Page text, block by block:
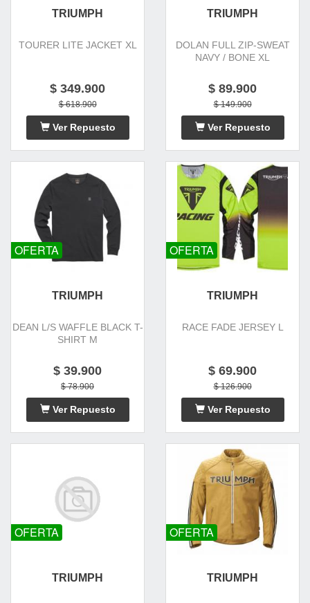
TRIUMPH
TOURER LITE JACKET XL
$ 349.900
$ 618.900
Ver Repuesto
TRIUMPH
DOLAN FULL ZIP-SWEAT
NAVY / BONE XL
$ 89.900
$ 149.900
Ver Repuesto
OFERTA
TRIUMPH
DEAN L/S WAFFLE BLACK T-
SHIRT M
$ 39.900
$ 78.900
Ver Repuesto
OFERTA
TRIUMPH
RACE FADE JERSEY L
$ 69.900
$ 126.900
Ver Repuesto
OFERTA
TRIUMPH
OFERTA
TRIUMPH